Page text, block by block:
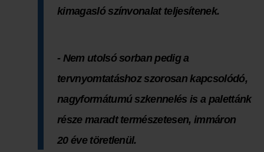
kimagasló színvonalat teljesítenek.
- Nem utolsó sorban pedig a
tervnyomtatáshoz szorosan kapcsolódó,
nagyformátumú szkennelés is a palettánk
része maradt természetesen, immáron
20 éve töretlenül.